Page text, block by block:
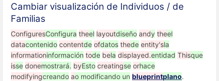
Cambiar visualización de Individuos / de
Familias
ConfiguresConfigura theel layoutdiseño andy theel
datacontenido contentde ofdatos thede entity'sla
informationinformación tode bela displayed.entidad Thisque
isse donemostrará. byEsto creatingse orhace
modifyingcreando ao modificando un blueprintplano.